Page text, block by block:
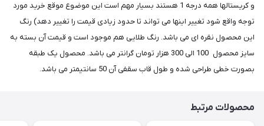
و کریستالها همه درجه 1 هستند بسیار مهم است این موضوع موقع خرید مورد
توجه واقع شود تغییر اینها می تواند تا حدود زیادی قیمت را تغییر دهد) رنگ
این محصول نقره ای می باشد. رنگ طلایی هم موجود است و قیمت آن بسته به
سایز محصول 100 الی 300 هزار تومان گرانتر می باشد. محصول یک طبقه
بصورت خطی طراحی شده و طول قاب سقفی آن 50 سانتیمتر می باشد.
محصولات مرتبط